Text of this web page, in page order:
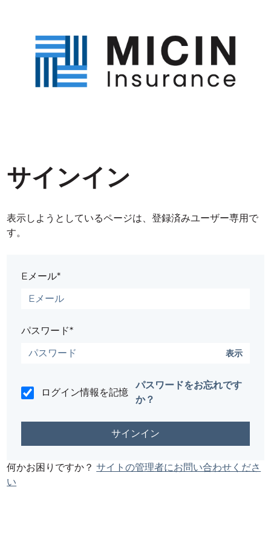
サインイン
表示しようとしているページは、登録済みユーザー専用で
す。
Eメール*
パスワード*
表示
ログイン情報を記憶
パスワードをお忘れです
か？
何かお困りですか？サイトの管理者にお問い合わせくださ
い